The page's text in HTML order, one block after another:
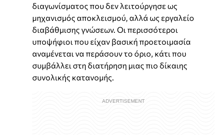
διαγωνίσματος που δεν λειτούργησε ως
μηχανισμός αποκλεισμού, αλλά ως εργαλείο
διαβάθμισης γνώσεων. Οι περισσότεροι
υποψήφιοι που είχαν βασική προετοιμασία
αναμένεται να περάσουν το όριο, κάτι που
συμβάλλει στη διατήρηση μιας πιο δίκαιης
συνολικής κατανομής.